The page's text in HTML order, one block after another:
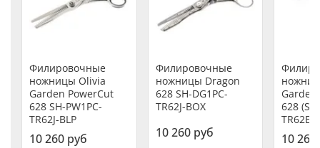
Филировочные
ножницы Olivia
Garden PowerCut
628 SH-PW1PC-
TR62J-BLP
10 260 руб
Филировочные
ножницы Dragon
628 SH-DG1PC-
TR62J-BOX
10 260 руб
Garden
628
TR62E-
10